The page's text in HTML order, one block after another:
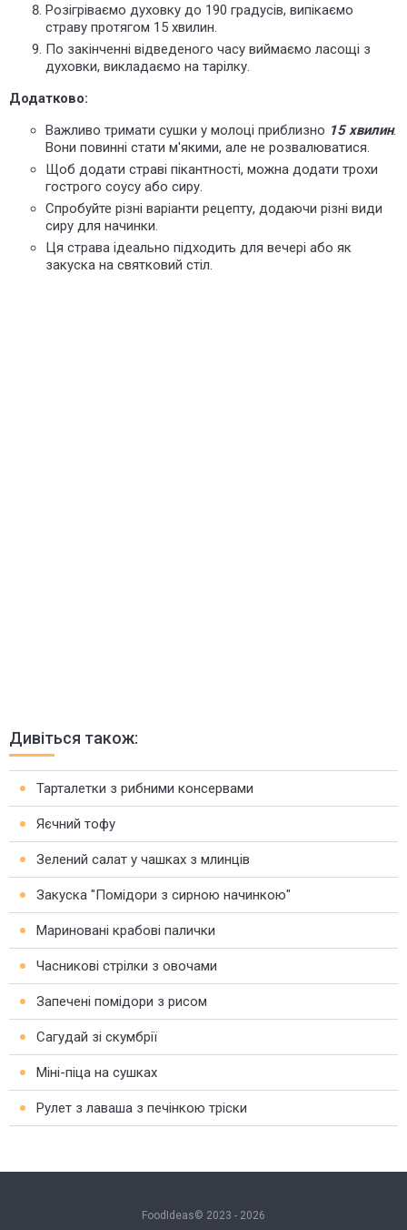
Розігріваємо духовку до 190 градусів, випікаємо
страву протягом 15 хвилин.
По закінченні відведеного часу виймаємо ласощі з
духовки, викладаємо на тарілку.
Додатково:
Важливо тримати сушки у молоці приблизно 15 хвилин.
Вони повинні стати м'якими, але не розвалюватися.
Щоб додати страві пікантності, можна додати трохи
гострого соусу або сиру.
Спробуйте різні варіанти рецепту, додаючи різні види
сиру для начинки.
Ця страва ідеально підходить для вечері або як
закуска на святковий стіл.
Дивіться також:
Тарталетки з рибними консервами
Яєчний тофу
Зелений салат у чашках з млинців
Закуска "Помідори з сирною начинкою"
Мариновані крабові палички
Часникові стрілки з овочами
Запечені помідори з рисом
Сагудай зі скумбрії
Міні-піца на сушках
Рулет з лаваша з печінкою тріски
FoodIdeas© 2023 - 2026